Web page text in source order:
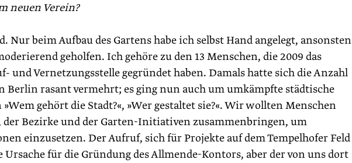
neuen Verein?
beim Aufbau des Gartens habe ich selbst Hand angelegt, ansonsten
geholfen. Ich gehöre zu den 13 Menschen, die 2009 das
und Vernetzungsstelle gegründet haben. Damals hatte sich die Anzahl
Berlin rasant vermehrt; es ging nun auch um umkämpfte städtische
gehört die Stadt?«, »Wer gestaltet sie?«. Wir wollten Menschen
der Bezirke und der Garten-Initiativen zusammenbringen, um
einzusetzen. Der Aufruf, sich für Projekte auf dem Tempelhofer Feld
für die Gründung des Allmende-Kontors, aber der von uns dort